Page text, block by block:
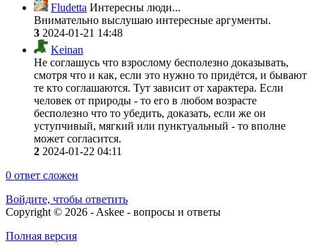
Fludetta Интересны люди...
Внимательно выслушаю интересные аргументы.
3 2024-01-21 14:48
Keinan
Не соглашусь что взрослому бесполезно доказывать,
смотря что и как, если это нужно то придётся, и бывают
те кто соглашаются. Тут зависит от характера. Если
человек от природы - то его в любом возрасте
бесполезно что то убедить, доказать, если же он
уступчивый, мягкий или пунктуальный - то вполне
может согласится.
2 2024-01-22 04:11
0 ответ сложен
Войдите, чтобы ответить
Copyright © 2026 - Askee - вопросы и ответы
Полная версия